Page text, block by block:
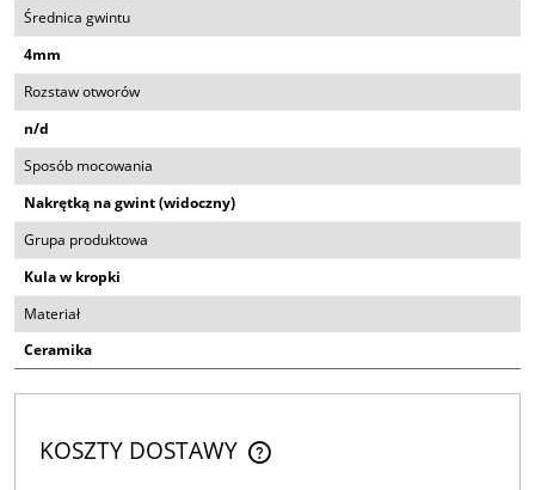
Średnica gwintu
4mm
Rozstaw otworów
n/d
Sposób mocowania
Nakrętką na gwint (widoczny)
Grupa produktowa
Kula w kropki
Materiał
Ceramika
KOSZTY DOSTAWY
CENA NIE ZAWIERA EWENTUALNYCH KOSZTÓW PŁATNOŚCI